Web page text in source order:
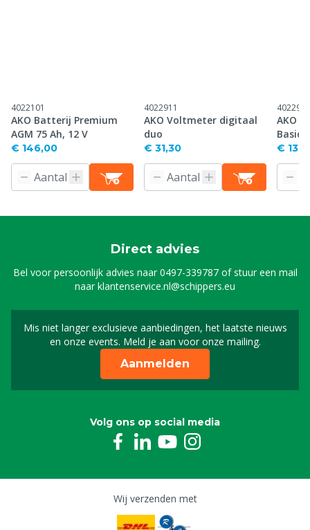
4022101
AKO Batterij Premium
AGM 75 Ah, 12 V
€ 146,00
4022911
AKO Voltmeter digitaal
duo
€ 31,30
4022913
AKO
Basic
€
Direct advies
Bel voor persoonlijk advies naar0497-339787of stuur een mail
naarklantenservice.nl@schippers.eu
Mis niet langer exclusieve aanbiedingen, het laatste nieuws
en onze events. Meld je aan voor onze mailing.
Schrijf je in voor onze
Aanmelden
Volg ons op social media
Wij verzenden met